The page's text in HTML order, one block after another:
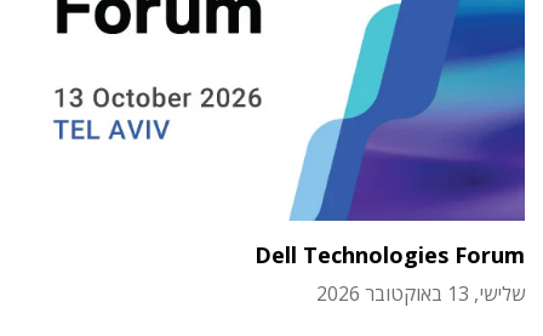
Dell Technologies Forum
שלישי, 13 באוקטובר 2026